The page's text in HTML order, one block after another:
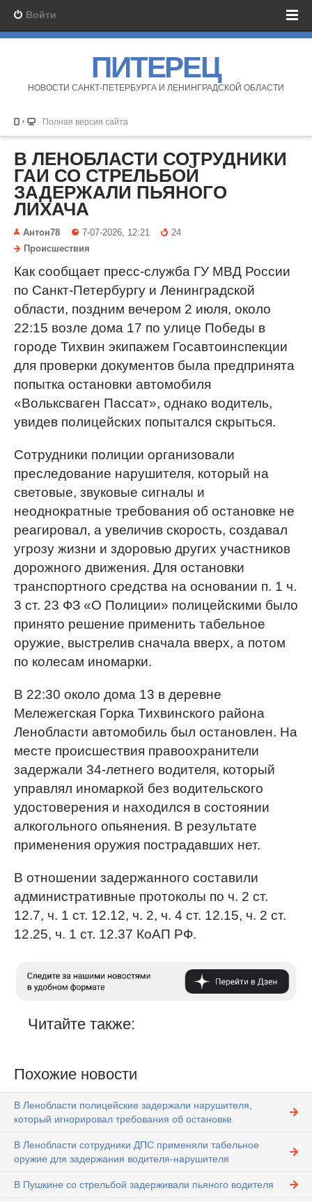
Войти
ПИТЕРЕЦ
НОВОСТИ САНКТ-ПЕТЕРБУРГА И ЛЕНИНГРАДСКОЙ ОБЛАСТИ
Полная версия сайта
В ЛЕНОБЛАСТИ СОТРУДНИКИ
ГАИ СО СТРЕЛЬБОЙ
ЗАДЕРЖАЛИ ПЬЯНОГО
ЛИХАЧА
Антон78 7-07-2026, 12:21
24
Происшествия
Как сообщает пресс-служба ГУ МВД России
по Санкт-Петербургу и Ленинградской
области, поздним вечером 2 июля, около
22:15 возле дома 17 по улице Победы в
городе Тихвин экипажем Госавтоинспекции
для проверки документов была предпринята
попытка остановки автомобиля
«Вольксваген Пассат», однако водитель,
увидев полицейских попытался скрыться.
Сотрудники полиции организовали
преследование нарушителя, который на
световые, звуковые сигналы и
неоднократные требования об остановке не
реагировал, а увеличив скорость, создавал
угрозу жизни и здоровью других участников
дорожного движения. Для остановки
транспортного средства на основании п. 1 ч.
3 ст. 23 ФЗ «О Полиции» полицейскими было
принято решение применить табельное
оружие, выстрелив сначала вверх, а потом
по колесам иномарки.
В 22:30 около дома 13 в деревне
Мележегская Горка Тихвинского района
Ленобласти автомобиль был остановлен. На
месте происшествия правоохранители
задержали 34-летнего водителя, который
управлял иномаркой без водительского
удостоверения и находился в состоянии
алкогольного опьянения. В результате
применения оружия пострадавших нет.
В отношении задержанного составили
административные протоколы по ч. 2 ст.
12.7, ч. 1 ст. 12.12, ч. 2, ч. 4 ст. 12.15, ч. 2 ст.
12.25, ч. 1 ст. 12.37 КоАП РФ.
Читайте также:
Похожие новости
В Ленобласти полицейские задержали нарушителя,
который игнорировал требования об остановке
В Ленобласти сотрудники ДПС применяли табельное
оружие для задержания водителя-нарушителя
В Пушкине со стрельбой задерживали пьяного водителя